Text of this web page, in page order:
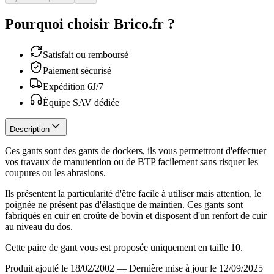
Pourquoi choisir Brico.fr ?
Satisfait ou remboursé
Paiement sécurisé
Expédition 6J/7
Équipe SAV dédiée
Description
Ces gants sont des gants de dockers, ils vous permettront d'effectuer
vos travaux de manutention ou de BTP facilement sans risquer les
coupures ou les abrasions.
Ils présentent la particularité d'être facile à utiliser mais attention, le
poignée ne présent pas d'élastique de maintien. Ces gants sont
fabriqués en cuir en croûte de bovin et disposent d'un renfort de cuir
au niveau du dos.
Cette paire de gant vous est proposée uniquement en taille 10.
Produit ajouté le 18/02/2002 — Dernière mise à jour le 12/09/2025